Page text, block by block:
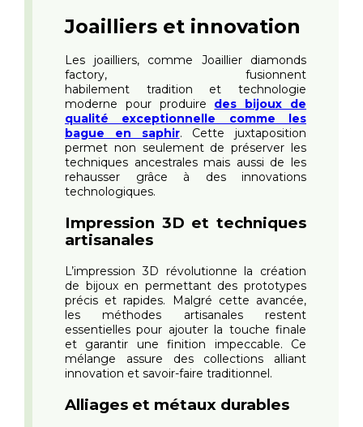
Joailliers et innovation
Les joailliers, comme Joaillier diamonds
factory, fusionnent
habilement tradition et technologie
moderne pour produire des bijoux de
qualité exceptionnelle comme les
bague en saphir. Cette juxtaposition
permet non seulement de préserver les
techniques ancestrales mais aussi de les
rehausser grâce à des innovations
technologiques.
Impression 3D et techniques
artisanales
L’impression 3D révolutionne la création
de bijoux en permettant des prototypes
précis et rapides. Malgré cette avancée,
les méthodes artisanales restent
essentielles pour ajouter la touche finale
et garantir une finition impeccable. Ce
mélange assure des collections alliant
innovation et savoir-faire traditionnel.
Alliages et métaux durables